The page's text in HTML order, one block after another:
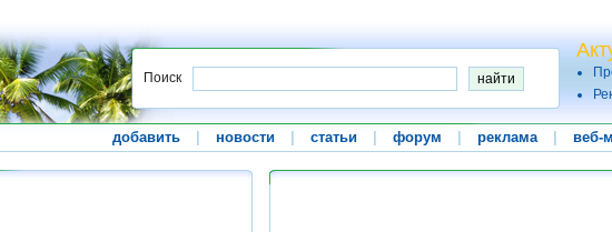
Поиск
добавить новости статьи форум реклама веб-